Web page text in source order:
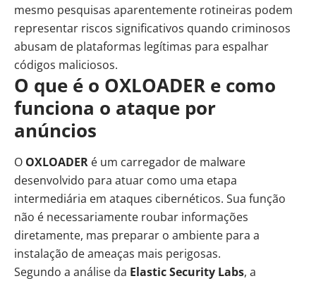
mesmo pesquisas aparentemente rotineiras podem
representar riscos significativos quando criminosos
abusam de plataformas legítimas para espalhar
códigos maliciosos.
O que é o OXLOADER e como
funciona o ataque por
anúncios
O OXLOADER é um carregador de malware
desenvolvido para atuar como uma etapa
intermediária em ataques cibernéticos. Sua função
não é necessariamente roubar informações
diretamente, mas preparar o ambiente para a
instalação de ameaças mais perigosas.
Segundo a análise da Elastic Security Labs, a